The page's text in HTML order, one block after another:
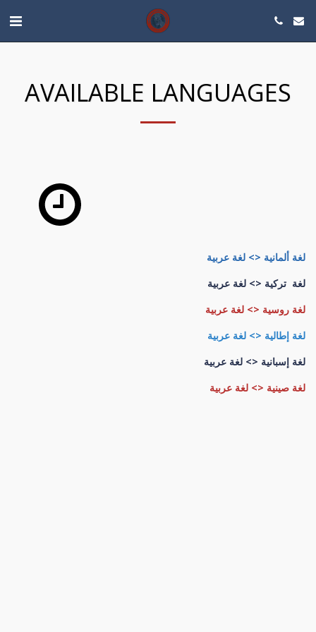
AVAILABLE LANGUAGES
لغة ألمانية <> لغة عربية
لغة تركية <> لغة عربية
لغة روسية <> لغة عربية
لغة إطالية <> لغة عربية
لغة إسبانية <> لغة عربية
لغة صينية <> لغة عربية